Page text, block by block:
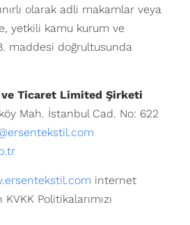
olarak adli makamlar veya
yetkili kamu kurum ve
maddesi doğrultusunda
Ticaret Limited Şirketi
Mah. İstanbul Cad. No: 622
internet
Politikalarımızı